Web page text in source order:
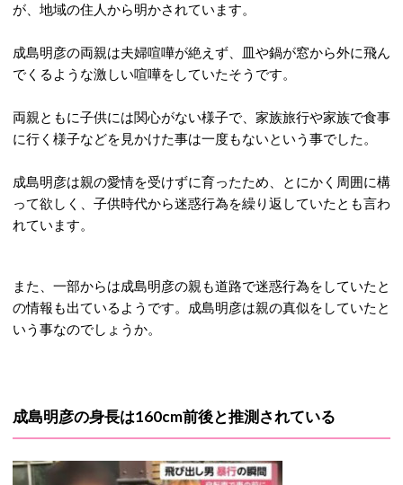
が、地域の住人から明かされています。
成島明彦の両親は夫婦喧嘩が絶えず、皿や鍋が窓から外に飛ん
でくるような激しい喧嘩をしていたそうです。
両親ともに子供には関心がない様子で、家族旅行や家族で食事
に行く様子などを見かけた事は一度もないという事でした。
成島明彦は親の愛情を受けずに育ったため、とにかく周囲に構
って欲しく、子供時代から迷惑行為を繰り返していたとも言わ
れています。
また、一部からは成島明彦の親も道路で迷惑行為をしていたと
の情報も出ているようです。成島明彦は親の真似をしていたと
いう事なのでしょうか。
成島明彦の身長は160cm前後と推測されている